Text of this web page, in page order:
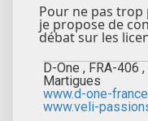
Pour ne pas trop
je propose de
débat sur les
D-One , FRA-406
Martigues
www.d-one-
www.veli-